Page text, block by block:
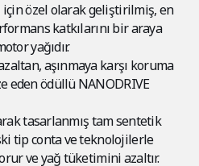
için özel olarak geliştirilmiş, en
katkılarını bir araya
yağıdır.
aşınmaya karşı koruma
eden ödüllü NANODRIVE
tasarlanmış tam sentetik
tip conta ve teknolojilerle
ve yağ tüketimini azaltır.